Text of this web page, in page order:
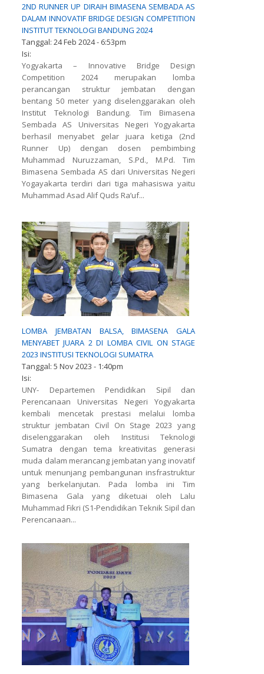
2ND RUNNER UP DIRAIH BIMASENA SEMBADA AS
DALAM INNOVATIF BRIDGE DESIGN COMPETITION
INSTITUT TEKNOLOGI BANDUNG 2024
Tanggal: 24 Feb 2024 - 6:53pm
Isi:
Yogyakarta – Innovative Bridge Design
Competition 2024 merupakan lomba
perancangan struktur jembatan dengan
bentang 50 meter yang diselenggarakan oleh
Institut Teknologi Bandung. Tim Bimasena
Sembada AS Universitas Negeri Yogyakarta
berhasil menyabet gelar juara ketiga (2nd
Runner Up) dengan dosen pembimbing
Muhammad Nuruzzaman, S.Pd., M.Pd. Tim
Bimasena Sembada AS dari Universitas Negeri
Yogayakarta terdiri dari tiga mahasiswa yaitu
Muhammad Asad Alif Quds Ra’uf...
LOMBA JEMBATAN BALSA, BIMASENA GALA
MENYABET JUARA 2 DI LOMBA CIVIL ON STAGE
2023 INSTITUSI TEKNOLOGI SUMATRA
Tanggal: 5 Nov 2023 - 1:40pm
Isi:
UNY- Departemen Pendidikan Sipil dan
Perencanaan Universitas Negeri Yogyakarta
kembali mencetak prestasi melalui lomba
struktur jembatan Civil On Stage 2023 yang
diselenggarakan oleh Institusi Teknologi
Sumatra dengan tema kreativitas generasi
muda dalam merancang jembatan yang inovatif
untuk menunjang pembangunan insfrastruktur
yang berkelanjutan. Pada lomba ini Tim
Bimasena Gala yang diketuai oleh Lalu
Muhammad Fikri (S1-Pendidikan Teknik Sipil dan
Perencanaan...